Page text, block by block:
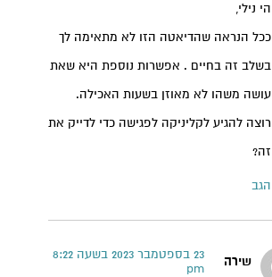
הי נילי,
ככל הנראה שהדיאטה הזו לא מתאימה לך
בשלב זה בחיים . אפשרות נוספת היא שאת
עושה משהו לא מאוזן בשעות האכילה.
רוצה להגיע לקליניקה לפגישה כדי לדייק את
זה?
הגב
שירה
23 בספטמבר 2023 בשעה 8:22
pm